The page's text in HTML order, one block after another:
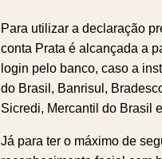
Para utilizar a declaração
conta Prata é alcançada a
login pelo banco, caso a
do Brasil, Banrisul,
Sicredi, Mercantil do Brasil
Já para ter o máximo de